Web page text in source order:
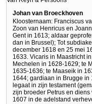
Johan van Broeckhoven
Kloosternaam: Franciscus
Zoon van Henricus en
Gent in 1613; aldaar
dan in Brussel); Tot
december 1618 en 25 mei
1633. Vicaris in Maastricht
Mechelen in 1628-1629; te
1635-1636; te Maaseik in
1644; gardiaan in Brugge in
legaat in zijn testament
zijn broeder Petrus en
1607 in de adelstand